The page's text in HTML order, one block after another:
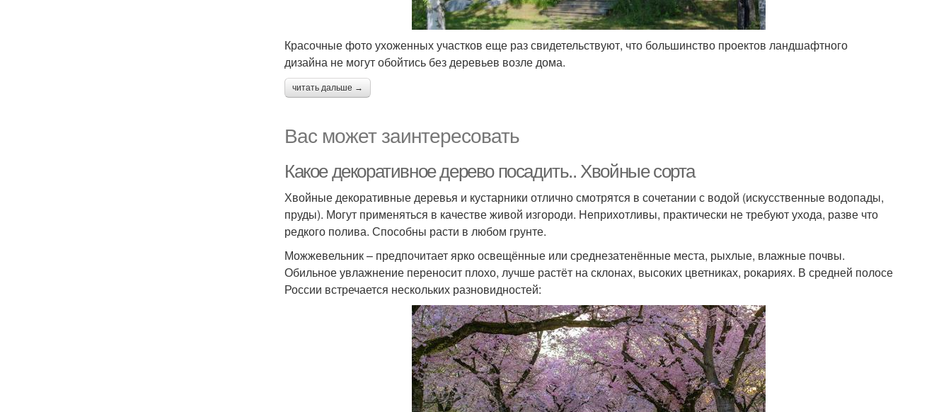
Красочные фото ухоженных участков еще раз свидетельствуют, что большинство проектов ландшафтного
дизайна не могут обойтись без деревьев возле дома.
читать дальше →
Вас может заинтересовать
Какое декоративное дерево посадить.. Хвойные сорта
Хвойные декоративные деревья и кустарники отлично смотрятся в сочетании с водой (искусственные водопады,
пруды). Могут применяться в качестве живой изгороди. Неприхотливы, практически не требуют ухода, разве что
редкого полива. Способны расти в любом грунте.
Можжевельник – предпочитает ярко освещённые или среднезатенённые места, рыхлые, влажные почвы.
Обильное увлажнение переносит плохо, лучше растёт на склонах, высоких цветниках, рокариях. В средней полосе
России встречается нескольких разновидностей: